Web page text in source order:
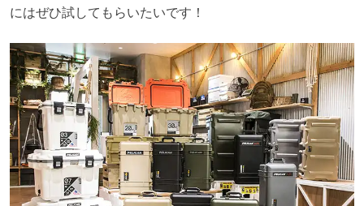
にはぜひ試してもらいたいです！